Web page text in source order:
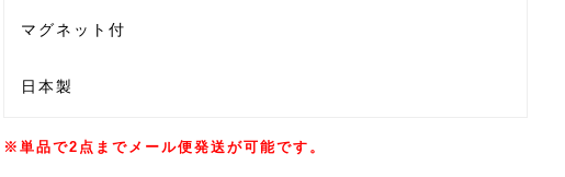
マグネット付
日本製
※単品で2点までメール便発送が可能です。